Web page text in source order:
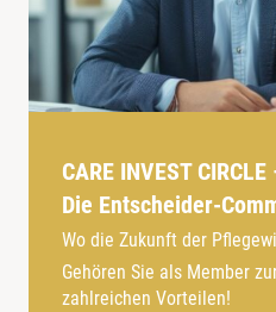
CARE INVEST CIRCLE
Die Entscheider-
Wo die Zukunft der
Gehören Sie als Member
zahlreichen Vorteilen!